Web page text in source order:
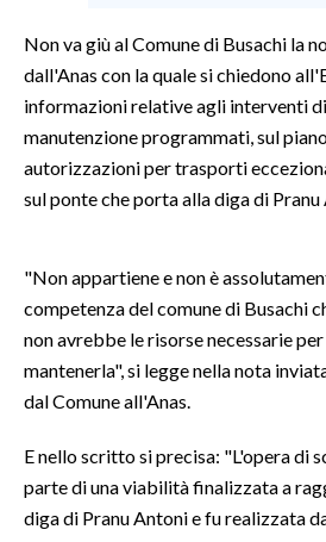
SPORT IN SARDEGNA
SPORT
RISULTATI E CLASSIFICHE
CALCIO
TENNIS
ALTRI SPORT
CULTURA
SPETTACOLI
Non va giù al Comune di Busachi la
dall'Anas con la quale si chiedono
informazioni relative agli interventi di
manutenzione programmati, sul
autorizzazioni per trasporti
sul ponte che porta alla diga di Pranu
"Non appartiene e non è
competenza del comune di Busachi
non avrebbe le risorse necessarie
mantenerla", si legge nella nota
dal Comune all'Anas.
E nello scritto si precisa: "L'opera di
parte di una viabilità finalizzata a
diga di Pranu Antoni e fu realizzata